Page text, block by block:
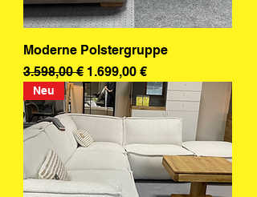
Moderne Polstergruppe
Standardpreis
3.598,00 € Sale-Preis
1.699,00 €
Neu